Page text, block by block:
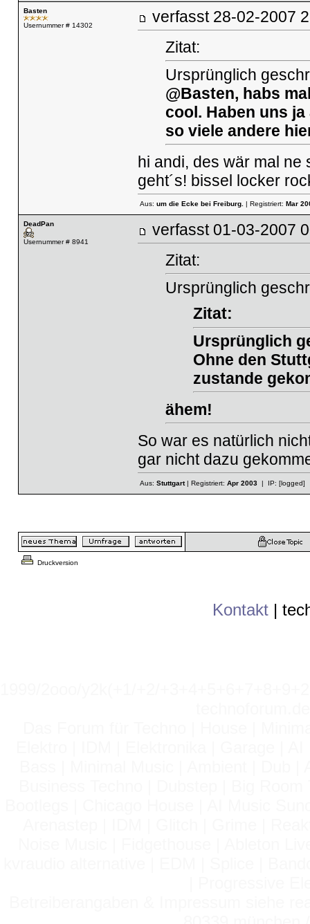
Basten
Usernummer # 14302
verfasst 28-02-
Zitat:
Ursprünglich
@Basten, habs
cool. Haben uns
so viele andere
hi andi, des wär mal
geht´s! bissel locker
Aus: um die Ecke bei Freiburg.| Registriert: Mar
DeadPan
Usernummer # 8941
verfasst 01-03-
Zitat:
Ursprünglich
Zitat:
Ursprünglich
Ohne den
zustande
ähem!
So war es natürlich
gar nicht dazu
Aus: Stuttgart| Registriert: Apr 2003| IP: [logged]
Druckversion
Kontakt |